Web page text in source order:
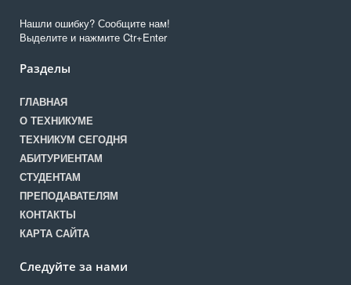
Нашли ошибку? Сообщите нам!
Выделите и нажмите Ctr+Enter
Разделы
ГЛАВНАЯ
О ТЕХНИКУМЕ
ТЕХНИКУМ СЕГОДНЯ
АБИТУРИЕНТАМ
СТУДЕНТАМ
ПРЕПОДАВАТЕЛЯМ
КОНТАКТЫ
КАРТА САЙТА
Следуйте за нами